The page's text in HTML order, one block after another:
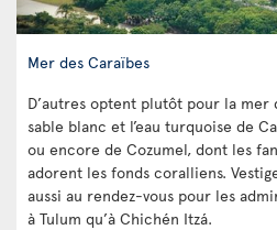
Mer des Caraïbes
D’autres optent plutôt pour la mer
sable blanc et l’eau turquoise de
ou encore de Cozumel, dont les
adorent les fonds coralliens.
aussi au rendez-vous pour les
à Tulum qu’à Chichén Itzá.